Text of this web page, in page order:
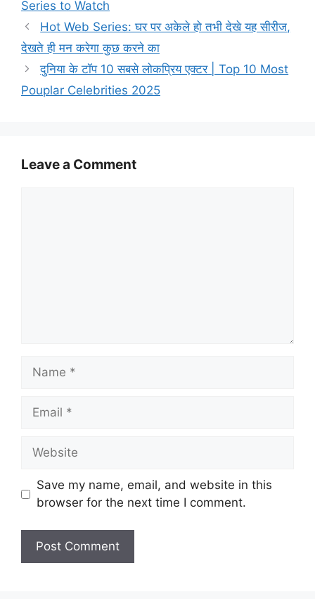
Series to Watch
Hot Web Series: घर पर अकेले हो तभी देखे यह सीरीज,
देखते ही मन करेगा कुछ करने का
दुनिया के टॉप 10 सबसे लोकप्रिय एक्टर | Top 10 Most
Pouplar Celebrities 2025
Leave a Comment
Save my name, email, and website in this
browser for the next time I comment.